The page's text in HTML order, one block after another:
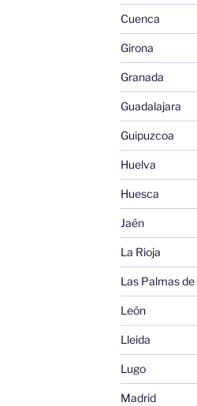
Cuenca
Girona
Granada
Guadalajara
Guipuzcoa
Huelva
Huesca
Jaén
La Rioja
Las Palmas
León
Lleida
Lugo
Madrid